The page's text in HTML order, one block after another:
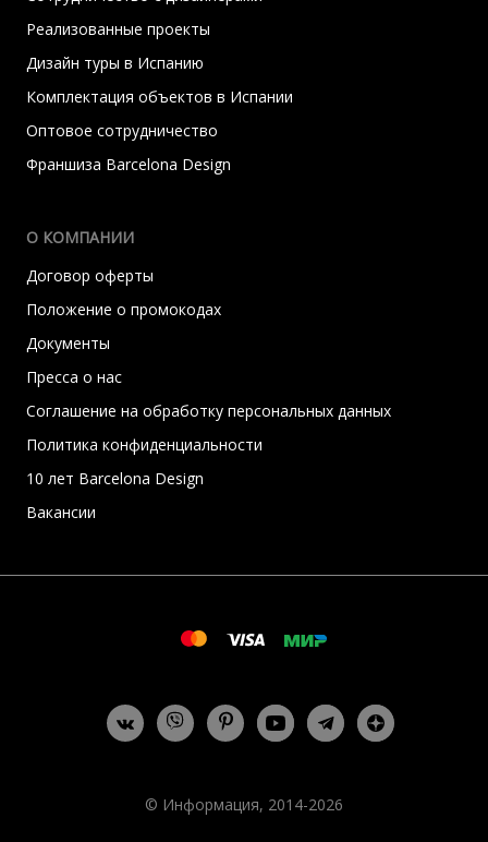
Реализованные проекты
Дизайн туры в Испанию
Комплектация объектов в Испании
Оптовое сотрудничество
Франшиза Barcelona Design
О КОМПАНИИ
Договор оферты
Положение о промокодах
Документы
Пресса о нас
Соглашение на обработку персональных данных
Политика конфиденциальности
10 лет Barcelona Design
Вакансии
© Информация, 2014-2026